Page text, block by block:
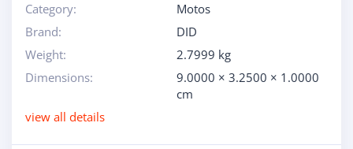
Category:
Motos
Brand:
DID
Weight:
2.7999 kg
Dimensions:
9.0000 × 3.2500 × 1.0000
cm
view all details